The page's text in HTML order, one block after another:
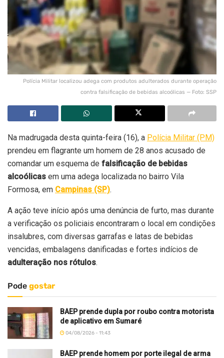
Polícia Militar localizou adega com produtos adulterados durante operação
contra falsificação de bebidas alcoólicas — Foto: SSP
Na madrugada desta quinta-feira (16), a Polícia Militar (PM)
prendeu em flagrante um homem de 28 anos acusado de
comandar um esquema de falsificação de bebidas
alcoólicas em uma adega localizada no bairro Vila
Formosa, em Campinas (SP).
A ação teve início após uma denúncia de furto, mas durante
a verificação os policiais encontraram o local em condições
insalubres, com diversas garrafas e latas de bebidas
vencidas, embalagens danificadas e fortes indícios de
adulteração nos rótulos.
Pode gostar
BAEP prende dupla por roubo contra motorista
de aplicativo em Sumaré
04/08/2026 - 11:43
BAEP prende homem por porte ilegal de arma